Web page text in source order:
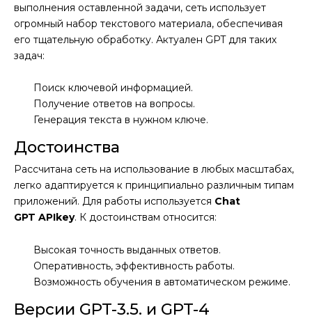
выполнения оставленной задачи, сеть использует
огромный набор текстового материала, обеспечивая
его тщательную обработку. Актуален GPT для таких
задач:
Поиск ключевой информацией.
Получение ответов на вопросы.
Генерация текста в нужном ключе.
Достоинства
Рассчитана сеть на использование в любых масштабах,
легко адаптируется к принципиально различным типам
приложений. Для работы используется Chat
GPT APIkey. К достоинствам относится:
Высокая точность выданных ответов.
Оперативность, эффективность работы.
Возможность обучения в автоматическом режиме.
Версии GPT-3.5. и GPT-4